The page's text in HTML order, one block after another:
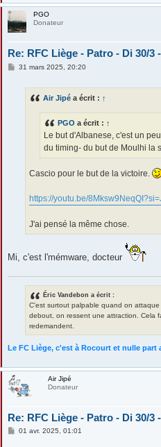
PGO
Donateur
Re: RFC Liège - Patro - Di 30/3
M31 mars 2025, 20:20
Air Jipé a écrit : ↑
PGO a écrit : ↑
Le but d'Albanese, c'est un
du timing- du but de Moulhi la
Cascio pour le but de la victoire.
https://youtu.be/
J'ai pensé la même chose.
Mi, c'est l'mémware, docteur
Éric Vandebon a écrit :
C'est surtout palpable quand on
debout, on ressent une attraction. Cela
redemandent.
Le FC Liège, c'est à Rocourt et nulle part
Air Jipé
Donateur
Re: RFC Liège - Patro - Di 30/3
M01 avr. 2025, 01:01